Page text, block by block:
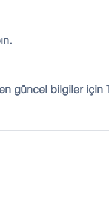
güncel bilgiler için